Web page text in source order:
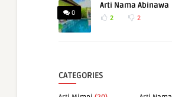
0
Arti Nama Abinawa
2 2
CATEGORIES